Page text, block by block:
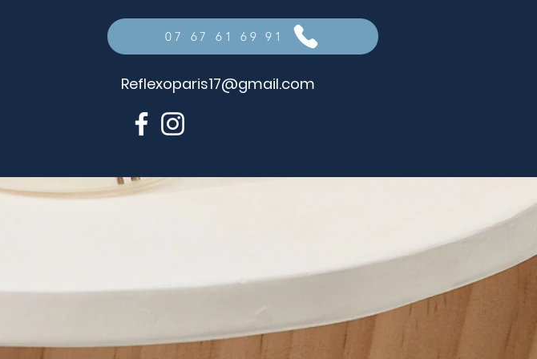
07 67 61 69 91
Reflexoparis17@gmail.com